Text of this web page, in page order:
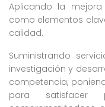
Aplicando la
como elementos
calidad.
Suministrando
investigación y
competencia,
para satisfacer